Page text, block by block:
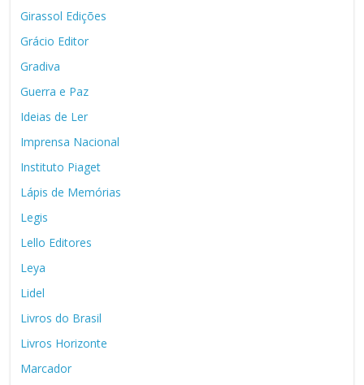
Girassol Edições
Grácio Editor
Gradiva
Guerra e Paz
Ideias de Ler
Imprensa Nacional
Instituto Piaget
Lápis de Memórias
Legis
Lello Editores
Leya
Lidel
Livros do Brasil
Livros Horizonte
Marcador